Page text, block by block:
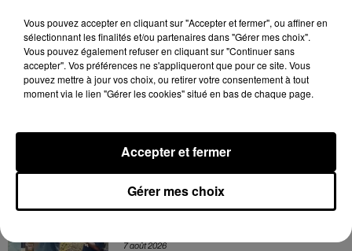
7 août 2026
nouveau clip
Rocky relance l'espoir des fans
7 août 2026
Vous pouvez accepter en cliquant sur "Accepter et fermer", ou affiner en
sélectionnant les finalités et/ou partenaires dans "Gérer mes choix".
Vous pouvez également refuser en cliquant sur "Continuer sans
accepter". Vos préférences ne s'appliqueront que pour ce site. Vous
pouvez mettre à jour vos choix, ou retirer votre consentement à tout
moment via le lien "Gérer les cookies" situé en bas de chaque page.
Gérer mes choix
Accepter et fermer